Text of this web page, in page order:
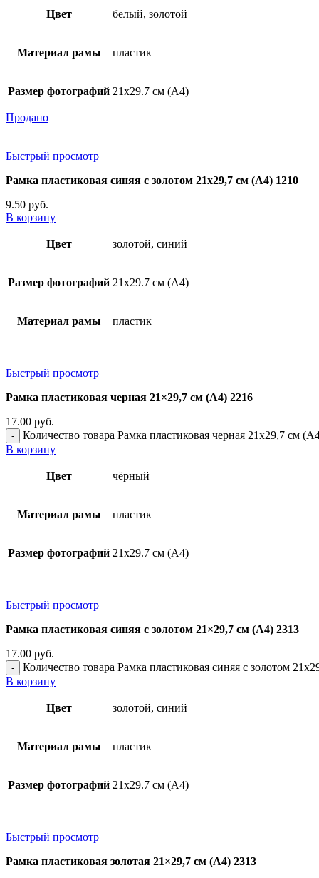
Цвет белый, золотой
Материал рамы пластик
Размер фотографий 21х29.7 см (А4)
Продано
Быстрый просмотр
Рамка пластиковая синяя с золотом 21х29,7 см (А4) 1210
9.50 руб.
В корзину
Цвет золотой, синий
Размер фотографий 21х29.7 см (А4)
Материал рамы пластик
Быстрый просмотр
Рамка пластиковая черная 21×29,7 см (А4) 2216
17.00 руб.
Количество товара Рамка пластиковая черная 21x29,7 см
В корзину
Цвет чёрный
Материал рамы пластик
Размер фотографий 21х29.7 см (А4)
Быстрый просмотр
Рамка пластиковая синяя с золотом 21×29,7 см (А4) 2313
17.00 руб.
Количество товара Рамка пластиковая синяя с золотом
В корзину
Цвет золотой, синий
Материал рамы пластик
Размер фотографий 21х29.7 см (А4)
Быстрый просмотр
Рамка пластиковая золотая 21×29,7 см (А4) 2313